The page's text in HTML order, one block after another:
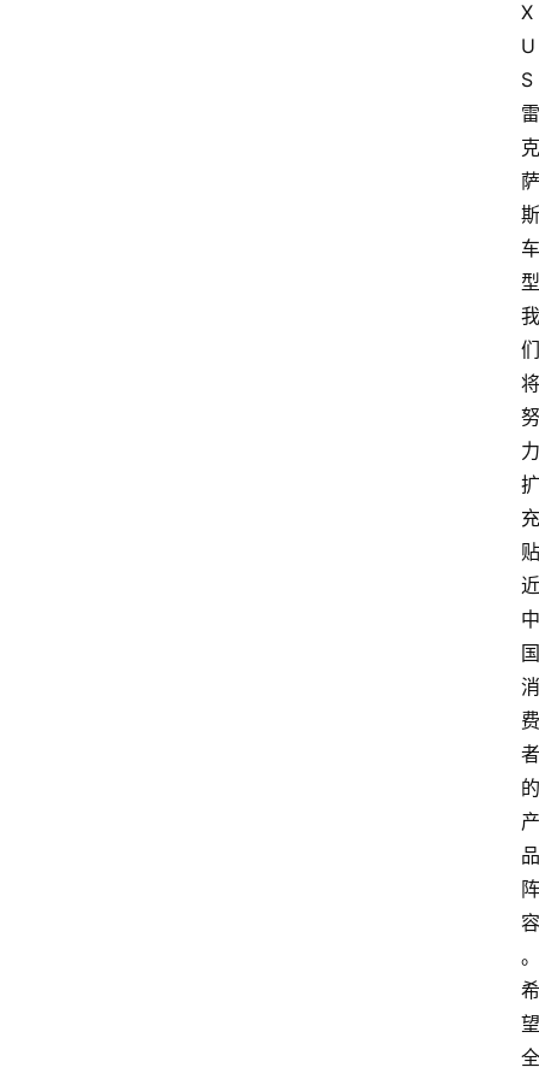
X
U
S
雷
克
萨
斯
车
型
我
们
将
努
力
扩
充
贴
近
中
国
消
费
者
的
产
品
阵
容
。
希
望
全